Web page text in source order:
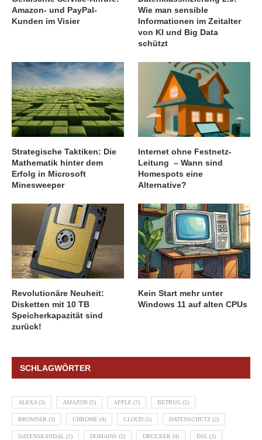
Amazon- und PayPal-
Kunden im Visier
Wie man sensible
Informationen im Zeitalter
von KI und Big Data
schützt
Strategische Taktiken: Die
Mathematik hinter dem
Erfolg in Microsoft
Minesweeper
Internet ohne Festnetz-
Leitung – Wann sind
Homespots eine
Alternative?
Revolutionäre Neuheit:
Disketten mit 10 TB
Speicherkapazität sind
zurück!
Kein Start mehr unter
Windows 11 auf alten CPUs
SCHLAGWÖRTER
ALEXA (3) AMAZON (5) APPLE (7) BETRUG (2)
BROWSER (3) CHROME (4) CLOUD (5) DATENSCHUTZ (2)
DATENSKANDAL (2) DOMAINS (2) DRUCKER (4) DSL (3)